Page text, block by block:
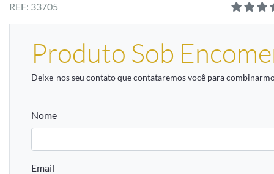
REF: 33705
Produto Sob
Deixe-nos seu contato que contataremos você para
Nome
Email